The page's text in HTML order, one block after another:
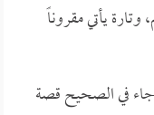
يأتي مقروناً
جاء في الصحيح قصة